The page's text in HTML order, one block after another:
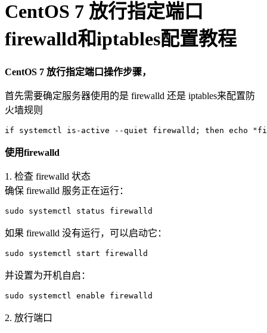
CentOS 7 放行指定端口
firewalld和iptables配置教程
CentOS 7 放行指定端口操作步骤，
首先需要确定服务器使用的是 firewalld 还是 iptables来配置防
火墙规则
if systemctl is-active --quiet firewalld; then echo
使用firewalld
1. 检查 firewalld 状态
确保 firewalld 服务正在运行：
sudo systemctl status firewalld
如果 firewalld 没有运行，可以启动它：
sudo systemctl start firewalld
并设置为开机自启：
sudo systemctl enable firewalld
2. 放行端口